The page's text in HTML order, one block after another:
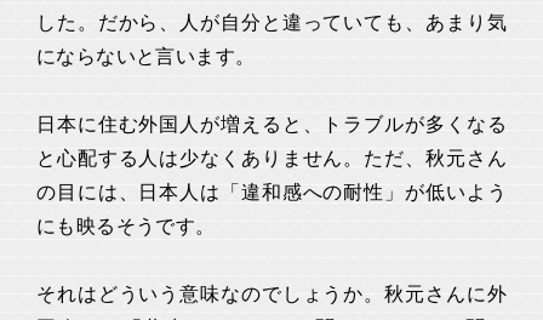
した。だから、人が自分と違っていても、あまり気
にならないと言います。
日本に住む外国人が増えると、トラブルが多くなる
と心配する人は少なくありません。ただ、秋元さん
の目には、日本人は「違和感への耐性」が低いよう
にも映るそうです。
それはどういう意味なのでしょうか。秋元さんに外